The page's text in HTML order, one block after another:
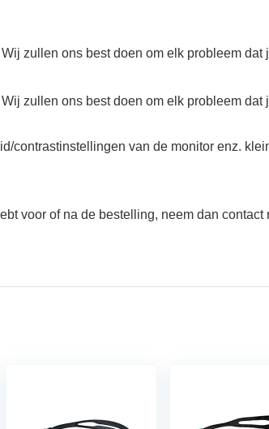
zullen ons best doen om elk probleem dat
zullen ons best doen om elk probleem dat
contrastinstellingen van de monitor enz.
voor of na de bestelling, neem dan